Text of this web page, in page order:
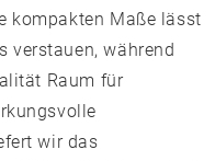
kompakten Maße lässt
verstauen, während
Raum für
wir das